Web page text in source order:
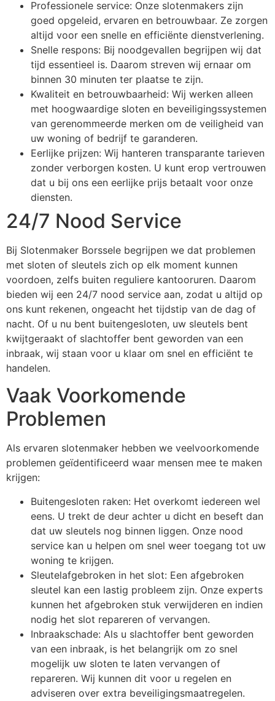
Professionele service: Onze slotenmakers zijn
goed opgeleid, ervaren en betrouwbaar. Ze zorgen
altijd voor een snelle en efficiënte dienstverlening.
Snelle respons: Bij noodgevallen begrijpen wij dat
tijd essentieel is. Daarom streven wij ernaar om
binnen 30 minuten ter plaatse te zijn.
Kwaliteit en betrouwbaarheid: Wij werken alleen
met hoogwaardige sloten en beveiligingssystemen
van gerenommeerde merken om de veiligheid van
uw woning of bedrijf te garanderen.
Eerlijke prijzen: Wij hanteren transparante tarieven
zonder verborgen kosten. U kunt erop vertrouwen
dat u bij ons een eerlijke prijs betaalt voor onze
diensten.
24/7 Nood Service
Bij Slotenmaker Borssele begrijpen we dat problemen
met sloten of sleutels zich op elk moment kunnen
voordoen, zelfs buiten reguliere kantooruren. Daarom
bieden wij een 24/7 nood service aan, zodat u altijd op
ons kunt rekenen, ongeacht het tijdstip van de dag of
nacht. Of u nu bent buitengesloten, uw sleutels bent
kwijtgeraakt of slachtoffer bent geworden van een
inbraak, wij staan voor u klaar om snel en efficiënt te
handelen.
Vaak Voorkomende
Problemen
Als ervaren slotenmaker hebben we veelvoorkomende
problemen geïdentificeerd waar mensen mee te maken
krijgen:
Buitengesloten raken: Het overkomt iedereen wel
eens. U trekt de deur achter u dicht en beseft dan
dat uw sleutels nog binnen liggen. Onze nood
service kan u helpen om snel weer toegang tot uw
woning te krijgen.
Sleutelafgebroken in het slot: Een afgebroken
sleutel kan een lastig probleem zijn. Onze experts
kunnen het afgebroken stuk verwijderen en indien
nodig het slot repareren of vervangen.
Inbraakschade: Als u slachtoffer bent geworden
van een inbraak, is het belangrijk om zo snel
mogelijk uw sloten te laten vervangen of
repareren. Wij kunnen dit voor u regelen en
adviseren over extra beveiligingsmaatregelen.